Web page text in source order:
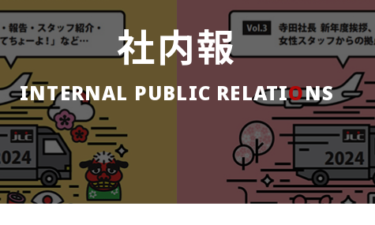
社内報
INTERNAL PUBLIC RELATIONS